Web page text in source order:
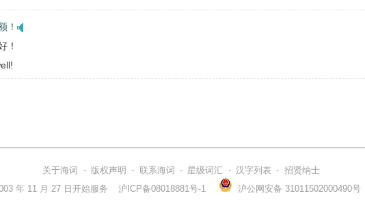
！
！
关于海词 - 版权声明 - 联系海词 - 星级词汇 - 汉字列表 - 招贤纳士
年 11 月 27 日开始服务 沪ICP备08018881号-1 沪公网安备 31011502000490号